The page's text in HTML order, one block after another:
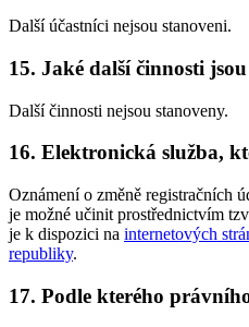
Další účastníci nejsou stanoveni.
15. Jaké další činnosti
Další činnosti nejsou stanoveny.
16. Elektronická služba,
Oznámení o změně registračních
je možné učinit prostřednictvím
je k dispozici na internetových
republiky.
17. Podle kterého